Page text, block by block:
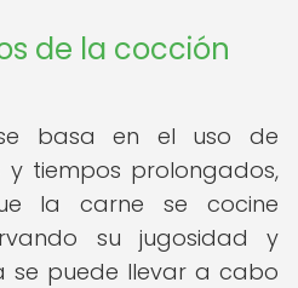
de la cocción
basa en el uso de
tiempos prolongados,
la carne se cocine
su jugosidad y
se puede llevar a cabo